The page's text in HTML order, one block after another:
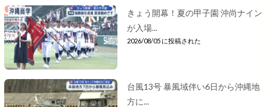
きょう開幕！夏の甲子園 沖尚ナイン
が入場...
2026/08/05 に投稿された
台風13号 暴風域伴い6日から沖縄地
方に...